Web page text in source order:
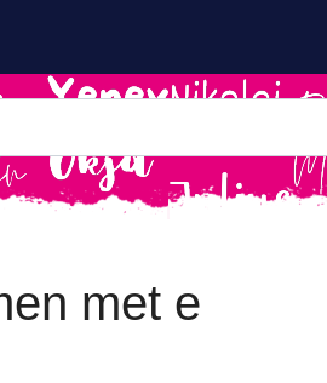
met e